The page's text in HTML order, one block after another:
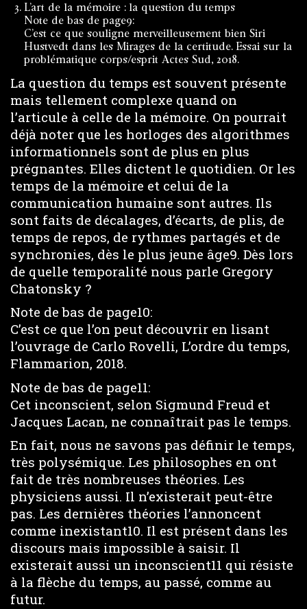
L’art de la mémoire : la question du temps
Note de bas de page9:
C’est ce que souligne merveilleusement bien Siri
Hustvedt dans les Mirages de la certitude. Essai sur la
problématique corps/esprit Actes Sud, 2018.
La question du temps est souvent présente
mais tellement complexe quand on
l’articule à celle de la mémoire. On pourrait
déjà noter que les horloges des algorithmes
informationnels sont de plus en plus
prégnantes. Elles dictent le quotidien. Or les
temps de la mémoire et celui de la
communication humaine sont autres. Ils
sont faits de décalages, d’écarts, de plis, de
temps de repos, de rythmes partagés et de
synchronies, dès le plus jeune âge9. Dès lors
de quelle temporalité nous parle Gregory
Chatonsky ?
Note de bas de page10:
C’est ce que l’on peut découvrir en lisant
l’ouvrage de Carlo Rovelli, L’ordre du temps,
Flammarion, 2018.
Note de bas de page11:
Cet inconscient, selon Sigmund Freud et
Jacques Lacan, ne connaîtrait pas le temps.
En fait, nous ne savons pas définir le temps,
très polysémique. Les philosophes en ont
fait de très nombreuses théories. Les
physiciens aussi. Il n’existerait peut-être
pas. Les dernières théories l’annoncent
comme inexistant10. Il est présent dans les
discours mais impossible à saisir. Il
existerait aussi un inconscient11 qui résiste
à la flèche du temps, au passé, comme au
futur.